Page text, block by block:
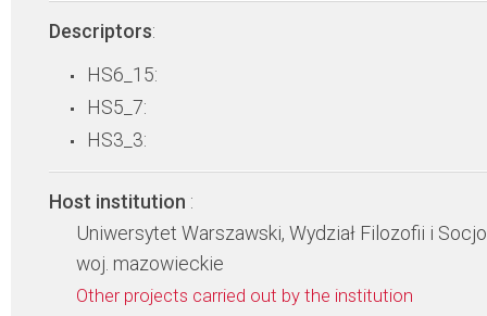
Descriptors:
HS6_15:
HS5_7:
HS3_3:
Host institution :
Uniwersytet Warszawski, Wydział Filozofii i
woj. mazowieckie
Other projects carried out by the institution